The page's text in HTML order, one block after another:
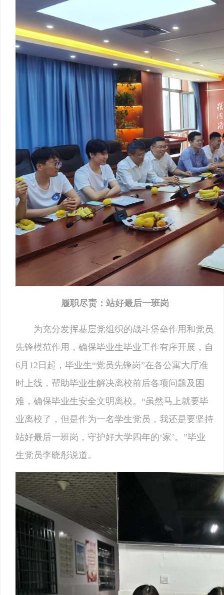
履职尽责：站好最后一班岗
为充分发挥基层党组织的战斗堡垒作用和党员
先锋模范作用，确保毕业生毕业工作有序开展，自
6月12日起，毕业生“党员先锋岗”在各公寓大厅准
时上线，帮助毕业生解决离校前后各项问题及困
难，确保毕业生安全文明离校。“虽然马上就要毕
业离校了，但是作为一名学生党员，我还是要坚持
站好最后一班岗，守护好大学四年的‘家’。”毕业
生党员李晓彤说道。